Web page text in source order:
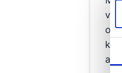
ve